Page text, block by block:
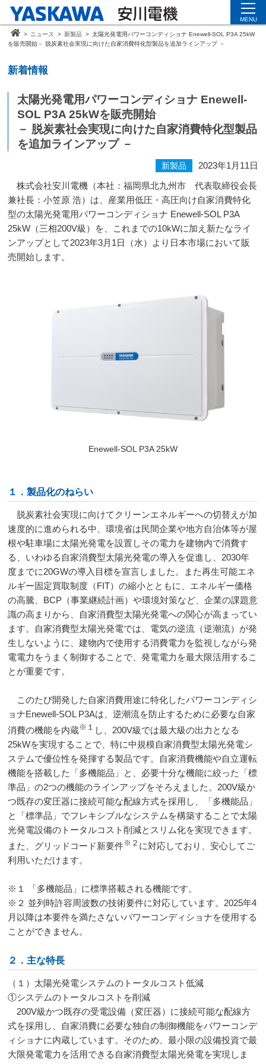
MENU
> ニュース > 新製品 > 太陽光発電用パワーコンディショナ Enewell-SOL P3A 25kW
を販売開始－ 脱炭素社会実現に向けた自家消費特化型製品を追加ラインアップ －
新着情報
太陽光発電用パワーコンディショナ Enewell-
SOL P3A 25kWを販売開始
－ 脱炭素社会実現に向けた自家消費特化型製品
を追加ラインアップ －
新製品
2023年1月11日
株式会社安川電機（本社：福岡県北九州市 代表取締役会長
兼社長：小笠原 浩）は、産業用低圧・高圧向け自家消費特化
型の太陽光発電用パワーコンディショナ Enewell-SOL P3A
25kW （三相200V級）を、これまでの10kWに加え新たなライ
ンアップとして2023年3月 1日（水）より日本市場において販
売開始します。
Enewell-SOL P3A 25kW
１．製品化のねらい
脱炭素社会実現に向けてクリーンエネルギーへの切替えが加
速度的に進められる中、環境省は民間企業や地方自治体等が屋
根や駐車場に太陽光発電を設置しその電力を建物内で消費す
る、いわゆる自家消費型太陽光発電の導入を促進し、 2030年
度までに20GWの導入目標を宣言しました。また再生可能エネ
ルギー固定買取制度（FIT）の縮小とともに、エネルギー価格
の高騰、 BCP （事業継続計画）や環境対策など、企業の課題意
識の高まりから、自家消費型太陽光発電への関心が高まってい
ます。自家消費型太陽光発電では、電気の逆流（逆潮流）が発
生しないように、建物内で使用する消費電力を監視しながら発
電電力をうまく制御することで、発電電力を最大限活用するこ
とが重要です。
このたび開発した自家消費用途に特化したパワーコンディシ
ョナEnewell-SOL P3Aは、逆潮流を防止するために必要な自家
消費の機能を内蔵※１ し、 200V級では最大級の出力となる
25kWを実現することで、特に中規模自家消費型太陽光発電シ
ステムで優位性を発揮する製品です。自家消費機能や自立運転
機能を搭載した「多機能品」と、必要十分な機能に絞った「標
準品」の2つの機能のラインアップをそろえました。200V級か
つ既存の変圧器に接続可能な配線方式を採用し、「多機能品」
と「標準品」でフレキシブルなシステムを構築することで太陽
光発電設備のトータルコスト削減とスリム化を実現できます。
また、グリッドコード新要件※２ に対応しており、安心してご
利用いただけます。
※１ 「多機能品」に標準搭載される機能です。
※２ 並列時許容周波数の技術要件に対応しています。 2025年4
月以降は本要件を満たさないパワーコンディショナを使用する
ことができません。
２．主な特長
（１）太陽光発電システムのトータルコスト低減
①システムのトータルコストを削減
200V級かつ既存の受電設備（変圧器）に接続可能な配線方
式を採用し、自家消費に必要な独自の制御機能をパワーコンデ
ィショナに内蔵しています。そのため、最小限の設備投資で最
大限発電電力を活用できる自家消費型太陽光発電を実現しま